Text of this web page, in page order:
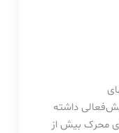
داشته
محرک بیش از